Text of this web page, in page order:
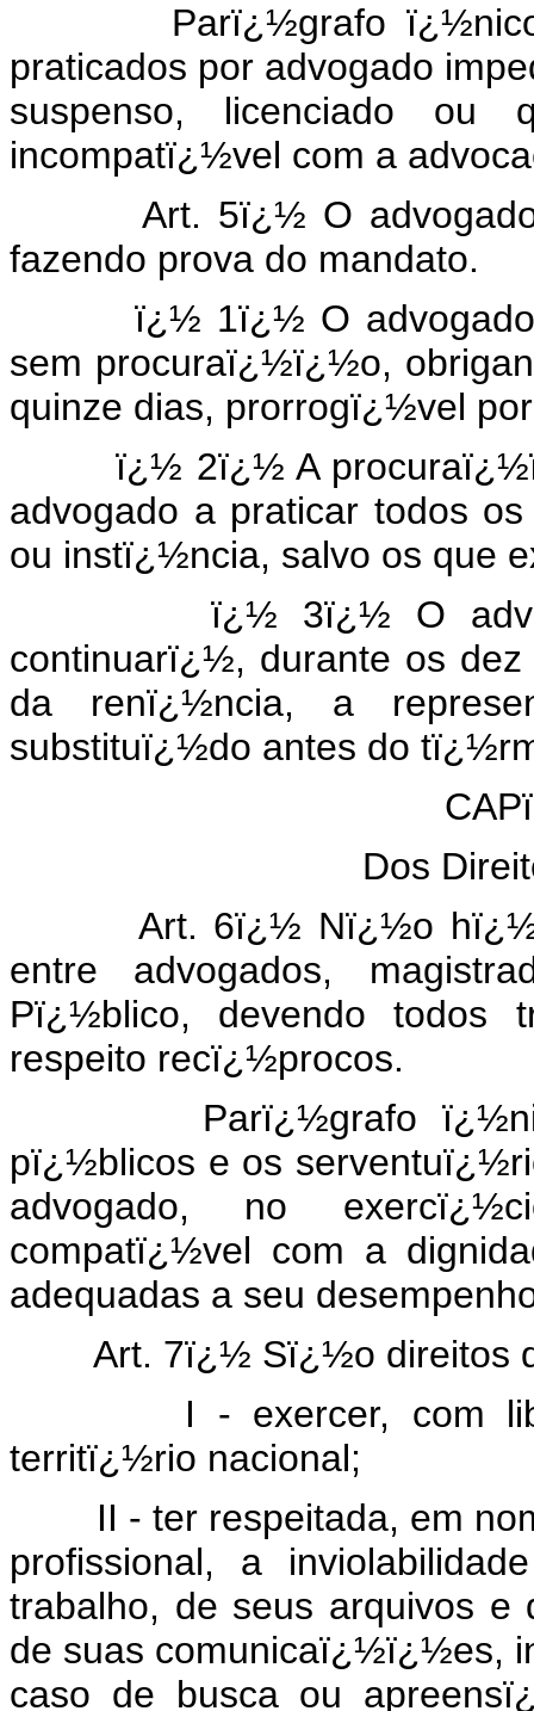
Parï¿½grafo ï¿½nico.
praticados por advogado
suspenso, licenciado ou
incompatï¿½vel com a
Art. 5ï¿½ O advogado
fazendo prova do mandato.
ï¿½ 1ï¿½ O advogado,
sem procuraï¿½ï¿½o,
quinze dias, prorrogï¿½vel
ï¿½ 2ï¿½ A
advogado a praticar todos
ou instï¿½ncia, salvo os que
ï¿½ 3ï¿½ O
continuarï¿½, durante os
da renï¿½ncia, a
substituï¿½do antes do
Dos
Art. 6ï¿½ Nï¿½o hï¿½
entre advogados,
Pï¿½blico, devendo todos
respeito recï¿½procos.
Parï¿½grafo ï¿½nico.
pï¿½blicos e os
advogado, no
compatï¿½vel com a
adequadas a seu
Art. 7ï¿½ Sï¿½o direitos
I - exercer, com
territï¿½rio nacional;
II - ter respeitada, em
profissional, a
trabalho, de seus arquivos
de suas comunicaï¿½ï¿½es,
caso de busca ou